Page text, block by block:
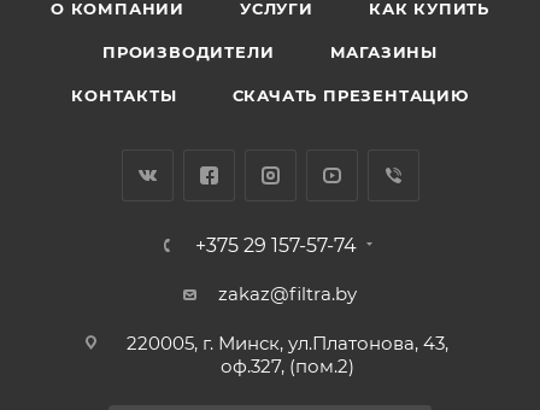
О КОМПАНИИ УСЛУГИ КАК КУПИТЬ
ПРОИЗВОДИТЕЛИ МАГАЗИНЫ
КОНТАКТЫ СКАЧАТЬ ПРЕЗЕНТАЦИЮ
+375 29 157-57-74
zakaz@filtra.by
220005, г. Минск, ул.Платонова, 43,
оф.327, (пом.2)